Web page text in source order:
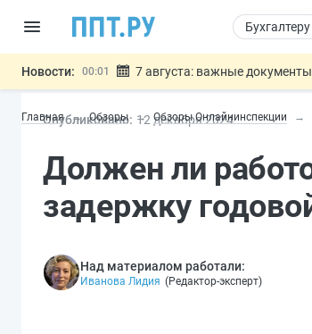
Бухгалтеру
Новости: 00:01 7 августа: важные
06.08 Подписан указ об отмене
06.08
Важно Обеспечительный
Главная Обзоры Обзоры Онлайнинспекции
Опубликовано: 12 декабря2024
Должен ли
задержку
Над материалом работали:
Иванова Лидия (Редактор-эксперт)